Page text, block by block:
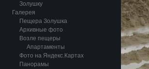
Золушку
Галерея
Пещера Золушка
Архивные фото
Возле пещеры
Апартаменты
Фото на Яндекс.Картах
Панорамы